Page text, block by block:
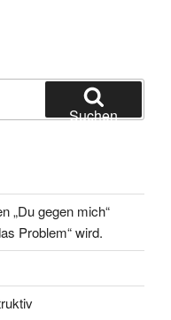
Suchen
„Du gegen mich“
Problem“ wird.